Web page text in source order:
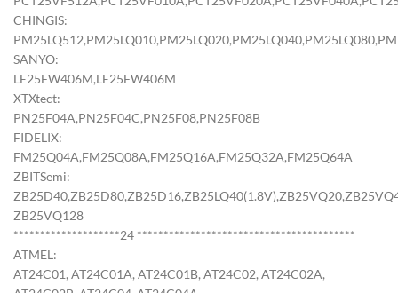
CHINGIS:
SANYO:
LE25FW406M,LE25FW406M
XTXtect:
PN25F04A,PN25F04C,PN25F08,PN25F08B
FIDELIX:
FM25Q04A,FM25Q08A,FM25Q16A,FM25Q32A,FM25Q64A
ZBITSemi:
ZB25VQ128
********************24 *****************************************
ATMEL:
AT24C01, AT24C01A, AT24C01B, AT24C02, AT24C02A,